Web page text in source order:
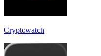
Cryptowatch